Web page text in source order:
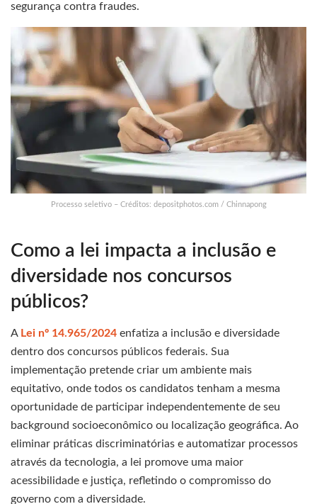
segurança contra fraudes.
Processo seletivo – Créditos: depositphotos.com / Chinnapong
Como a lei impacta a inclusão e
diversidade nos concursos
públicos?
A Lei nº 14.965/2024 enfatiza a inclusão e diversidade
dentro dos concursos públicos federais. Sua
implementação pretende criar um ambiente mais
equitativo, onde todos os candidatos tenham a mesma
oportunidade de participar independentemente de seu
background socioeconômico ou localização geográfica. Ao
eliminar práticas discriminatórias e automatizar processos
através da tecnologia, a lei promove uma maior
acessibilidade e justiça, refletindo o compromisso do
governo com a diversidade.